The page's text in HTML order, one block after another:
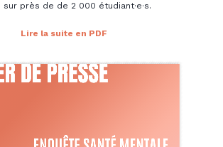
près de de 2 000 étudiant·e·s.
Lire la suite en PDF